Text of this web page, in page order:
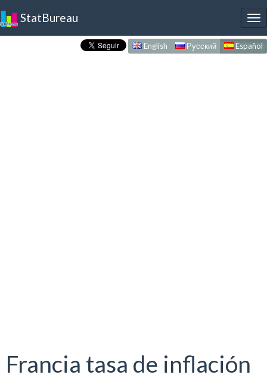
StatBureau
English Русский Español
Francia tasa de inflación